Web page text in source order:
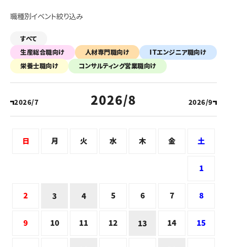
職種別イベント絞り込み
すべて
生産総合職向け 人材専門職向け ITエンジニア職向け
栄養士職向け コンサルティング営業職向け
2026/7 2026/8 2026/9
日 月 火 水 木 金 土
1
2 3 4 5 6 7 8
9 10 11 12 13 14 15